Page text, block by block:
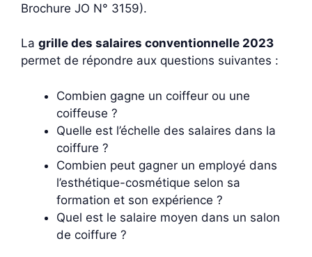
Brochure JO N° 3159).
La grille des salaires conventionnelle 2023
permet de répondre aux questions suivantes :
Combien gagne un coiffeur ou une
coiffeuse ?
Quelle est l’échelle des salaires dans la
coiffure ?
Combien peut gagner un employé dans
l’esthétique-cosmétique selon sa
formation et son expérience ?
Quel est le salaire moyen dans un salon
de coiffure ?